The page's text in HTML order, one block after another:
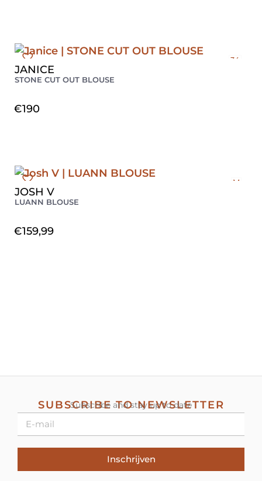
JANICE
STONE CUT OUT BLOUSE
€190
34
JOSH V
LUANN BLOUSE
€159,99
M
SUBSCRIBE TO NEWSLETTER
Subscribe and stay up to date
Inschrijven